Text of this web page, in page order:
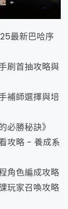
最新巴哈序
刷首抽攻略與
補師選擇與培
必勝秘訣》
攻略 - 養成系
角色編成攻略
玩家召喚攻略